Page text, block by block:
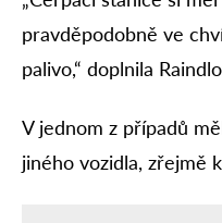
pravděpodobně ve
palivo,“ doplnila
V jednom z případů
jiného vozidla, zřejmě